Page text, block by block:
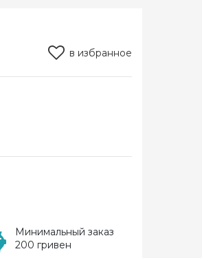
в избранное
Минимальный заказ
200 гривен